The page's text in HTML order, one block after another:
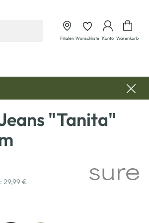
Filialen Wunschliste Konto Warenkorb
"Tanita"
29,99 €